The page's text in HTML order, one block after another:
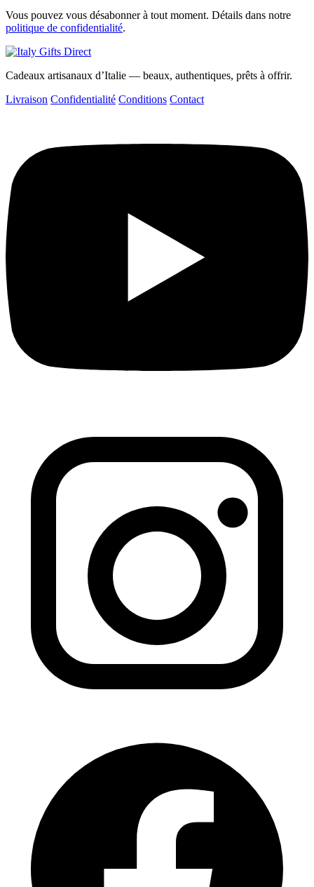
Vous pouvez vous désabonner à tout moment. Détails dans notre
politique de confidentialité.
Cadeaux artisanaux d’Italie — beaux, authentiques, prêts à offrir.
Livraison Confidentialité Conditions Contact